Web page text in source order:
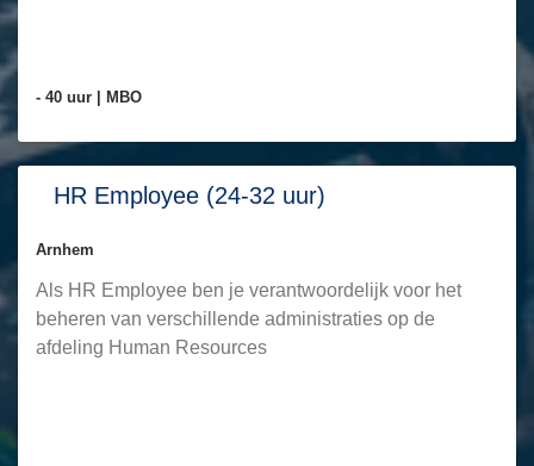
- 40 uur | MBO
HR Employee (24-32 uur)
Arnhem
Als HR Employee ben je verantwoordelijk voor het
beheren van verschillende administraties op de
afdeling Human Resources